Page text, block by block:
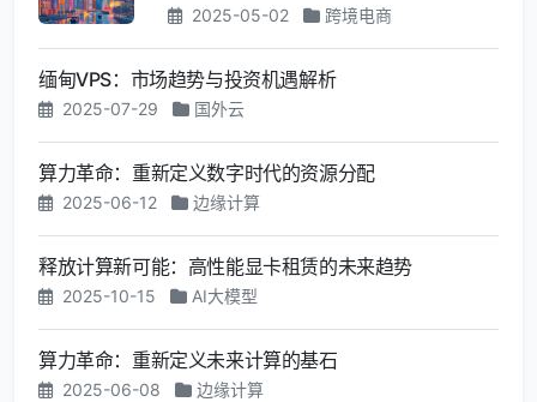
2025-05-02 跨境电商
缅甸VPS：市场趋势与投资机遇解析
2025-07-29 国外云
算力革命：重新定义数字时代的资源分配
2025-06-12 边缘计算
释放计算新可能：高性能显卡租赁的未来趋势
2025-10-15 AI大模型
算力革命：重新定义未来计算的基石
2025-06-08 边缘计算